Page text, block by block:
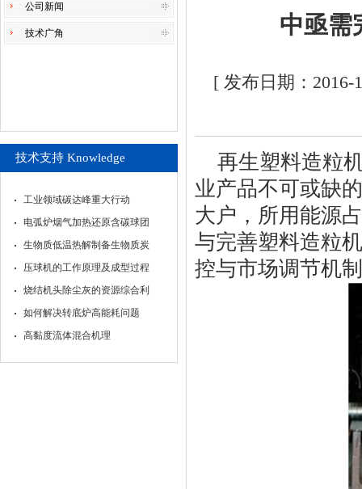
公司新闻
技术广角
技术支持 Knowledge
工业领域碳达峰重大行动
电弧炉烟气加热还原含碳球团
生物质低温热解制备生物质炭
压球机的工作原理及成型过程
烧结机头除尘灰的资源综合利
如何解决转底炉高能耗问题
高黏度流体混合机理
中亟需
[ 发布日期：2016-
再生塑料造粒
业产品不可或缺
大户，所用能源
与完善塑料造粒
控与市场调节机